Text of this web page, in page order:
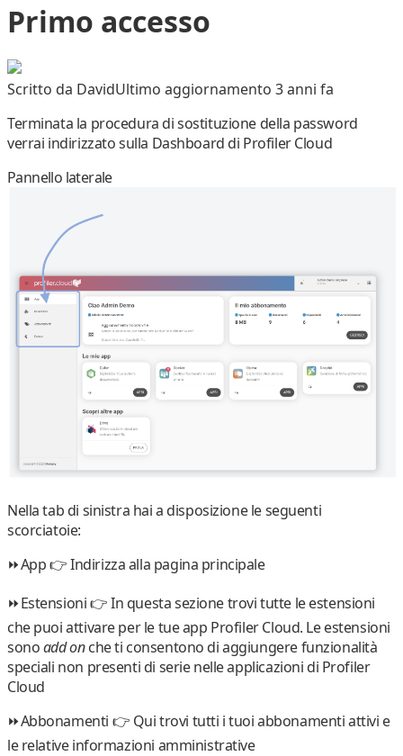
Primo accesso
Scritto da DavidUltimo aggiornamento 3 anni fa
Terminata la procedura di sostituzione della password
verrai indirizzato sulla Dashboard di Profiler Cloud
Pannello laterale
Nella tab di sinistra hai a disposizione le seguenti
scorciatoie:
⏩App 👉Indirizza alla pagina principale
⏩Estensioni 👉In questa sezione trovi tutte le estensioni
che puoi attivare per le tue app Profiler Cloud. Le estensioni
sonoadd onche ti consentono di aggiungere funzionalità
speciali non presenti di serie nelle applicazioni di Profiler
Cloud
⏩Abbonamenti 👉 Qui trovi tutti i tuoi abbonamenti attivi e
le relative informazioni amministrative